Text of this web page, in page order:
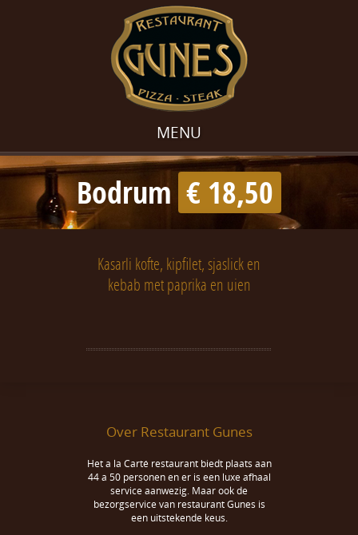
MENU
Bodrum € 18,50
Kasarli kofte, kipfilet, sjaslick en
kebab met paprika en uien
Over Restaurant Gunes
Het a la Carté restaurant biedt plaats aan
44 a 50 personen en er is een luxe afhaal
service aanwezig. Maar ook de
bezorgservice van restaurant Gunes is
een uitstekende keus.